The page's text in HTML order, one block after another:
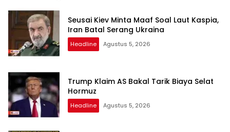
Seusai Kiev Minta Maaf Soal Laut Kaspia,
Iran Batal Serang Ukraina
Headline Agustus 5, 2026
Trump Klaim AS Bakal Tarik Biaya Selat
Hormuz
Headline Agustus 5, 2026